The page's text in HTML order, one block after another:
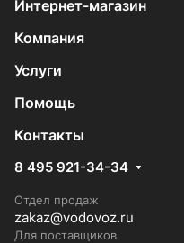
Интернет-магазин
Компания
Услуги
Помощь
Контакты
8 495 921-34-34
Отдел продаж
zakaz@vodovoz.ru
Для поставщиков